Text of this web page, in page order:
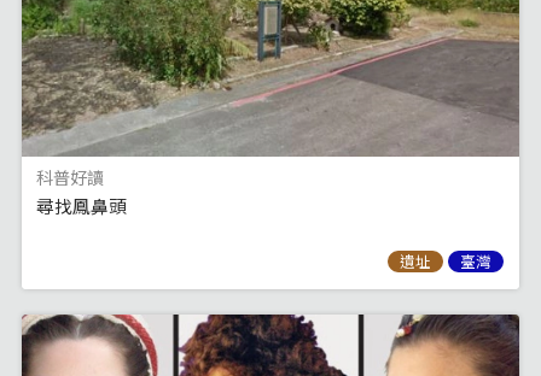
科普好讀
尋找鳳鼻頭
遺址 臺灣